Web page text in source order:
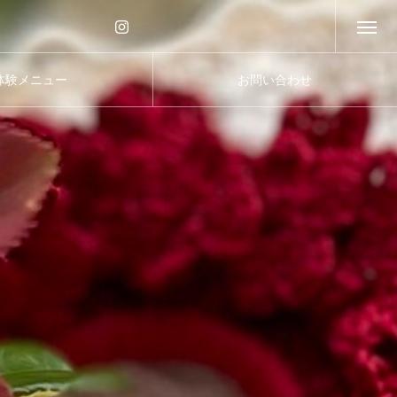
験メニュー お問い合わせ